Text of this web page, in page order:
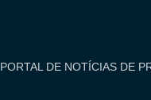
PORTAL DE NOTÍCIAS DE